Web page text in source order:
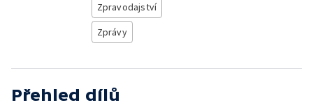
Zpravodajství
Zprávy
Přehled dílů